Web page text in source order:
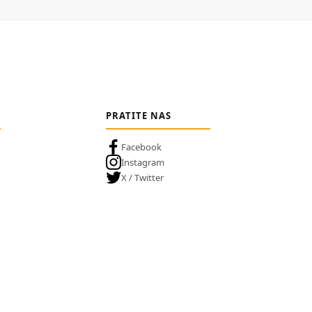
PRATITE NAS
Facebook
Instagram
X / Twitter